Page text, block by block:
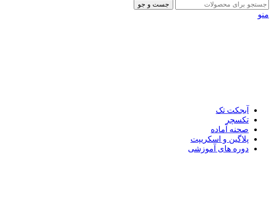
جست و جو
منو
آبجکت تک
تکسچر
صحنه آماده
پلاگین و اسکریپت
دوره های آموزشی